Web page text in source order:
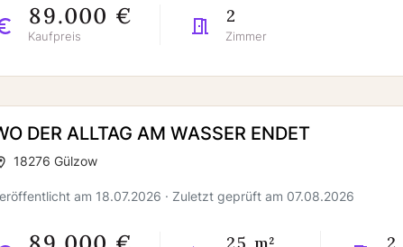
89.000 €
Kaufpreis
2
Zimmer
DER ALLTAG AM WASSER ENDET
18276 Gülzow
am 18.07.2026 · Zuletzt geprüft am 07.08.2026